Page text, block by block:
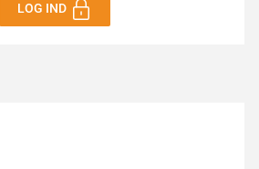
LOG IND